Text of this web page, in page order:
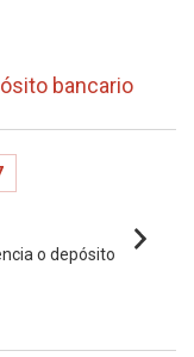
bancario
o depósito